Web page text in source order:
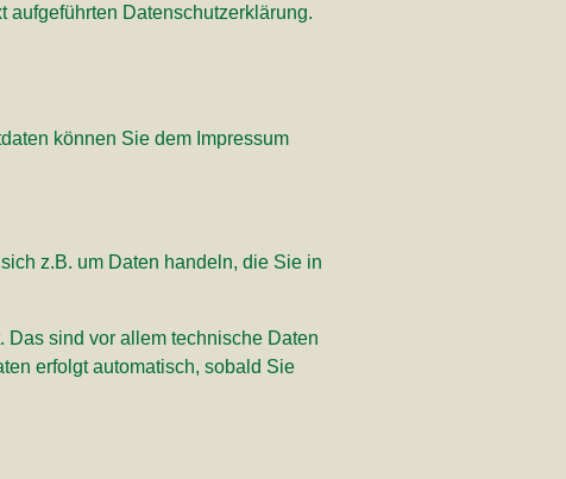
aufgeführten Datenschutzerklärung.
können Sie dem Impressum
z.B. um Daten handeln, die Sie in
Das sind vor allem technische Daten
erfolgt automatisch, sobald Sie